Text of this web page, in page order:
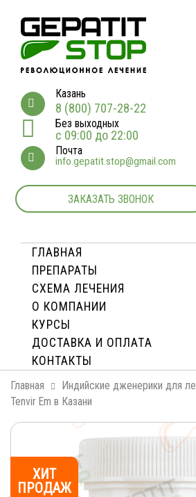
Казань
8 (800) 707-28-22
Без выходных
с 09:00 до 22:00
Почта
info.gepatit.stop@gmail.com
ЗАКАЗАТЬ ЗВОНОК
ГЛАВНАЯ
ПРЕПАРАТЫ
СХЕМА ЛЕЧЕНИЯ
О КОМПАНИИ
КУРСЫ
ДОСТАВКА И ОПЛАТA
КОНТАКТЫ
Главная
Индийские дженерики для
Tenvir Em в Казани
ХИТ
ПРОДАЖ